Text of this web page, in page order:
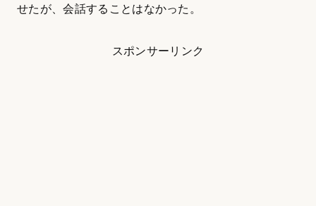
せたが、会話することはなかった。
スポンサーリンク